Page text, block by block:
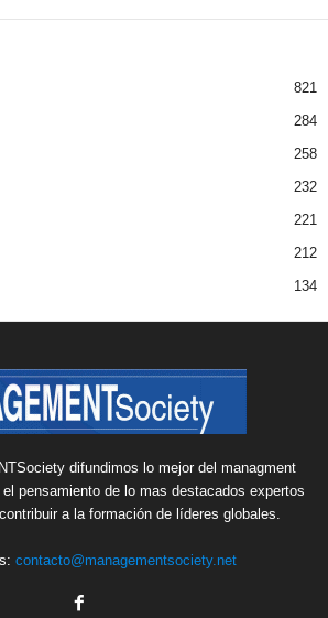
821
284
258
232
221
212
134
difundimos lo mejor del managment
pensamiento de lo mas destacados expertos
a la formación de líderes globales.
contacto@managementsociety.net